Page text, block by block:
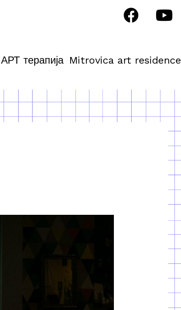
АРТ терапија Mitrovica art residence